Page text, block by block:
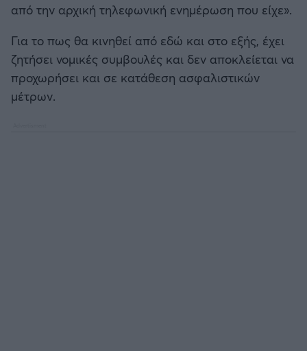
από την αρχική τηλεφωνική ενημέρωση που είχε».
Για το πως θα κινηθεί από εδώ και στο εξής, έχει
ζητήσει νομικές συμβουλές και δεν αποκλείεται να
προχωρήσει και σε κατάθεση ασφαλιστικών
μέτρων.